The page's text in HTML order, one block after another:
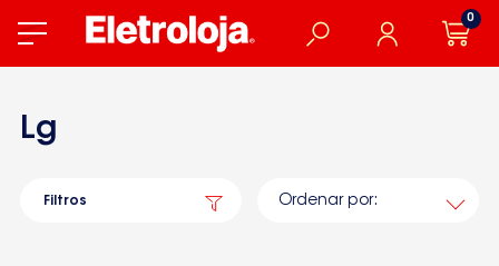
0
Lg
Filtros Ordenar por: